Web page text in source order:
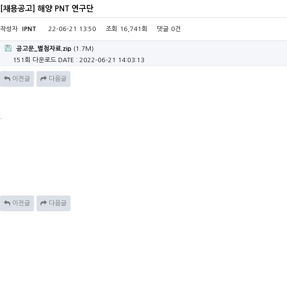
[채용공고] 해양 PNT 연구단
작성자 IPNT 22-06-21 13:50 조회 16,741회 댓글 0건
공고문_별첨자료.zip (1.7M)
151회 다운로드 DATE : 2022-06-21 14:03:13
이전글 다음글
이전글 다음글